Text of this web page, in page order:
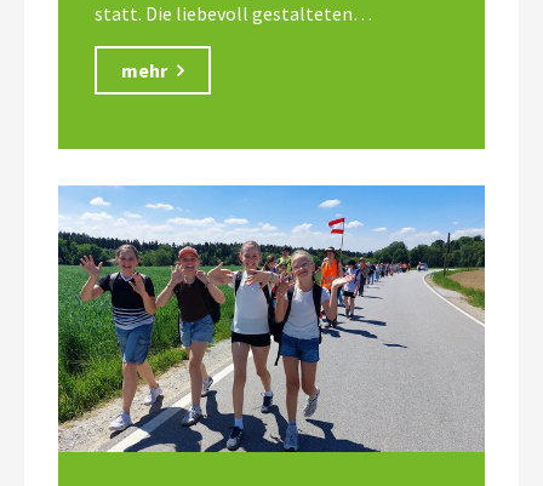
statt. Die liebevoll gestalteten…
mehr